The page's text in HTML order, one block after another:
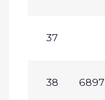
37
38 6897